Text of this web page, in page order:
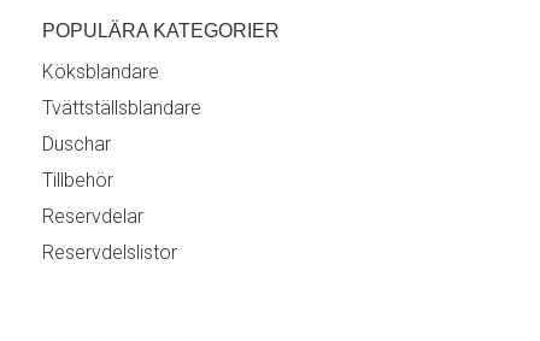
POPULÄRA KATEGORIER
Köksblandare
Tvättställsblandare
Duschar
Tillbehör
Reservdelar
Reservdelslistor